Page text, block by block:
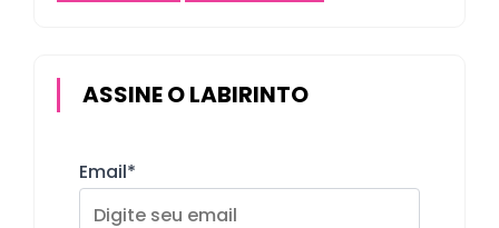
ASSINE O LABIRINTO
Email*